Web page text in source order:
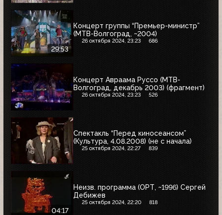
29:53
Концерт группы “Премьер-министр”
(МТВ-Волгоград, ~2004)
26 октября 2024, 23:23 686
Концерт Авраама Руссо (МТВ-
Волгоград, декабрь 2003) (фрагмент)
26 октября 2024, 23:23 526
Спектакль “Перед киносеансом”
(Культура, 4.08.2008) (не с начала)
25 октября 2024, 22:27 839
04:17
Неизв. программа (ОРТ, ~1996) Сергей
Дебижев
25 октября 2024, 22:20 818